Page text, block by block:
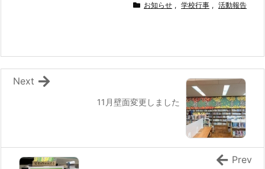
お知らせ , 学校行事 , 活動報告
11月壁面変更しました
Next
Prev